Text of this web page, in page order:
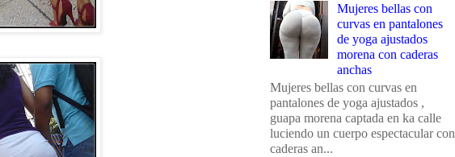
Mujeres bellas con
curvas en pantalones
de yoga ajustados
morena con caderas
anchas
Mujeres bellas con curvas en
pantalones de yoga ajustados ,
guapa morena captada en ka calle
luciendo un cuerpo espectacular con
caderas an...